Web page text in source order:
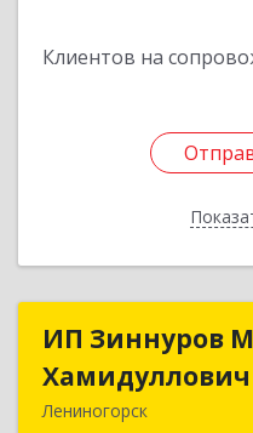
Клиентов на
ИП Зиннуров
Хамидуллович
Лениногорск
ИП